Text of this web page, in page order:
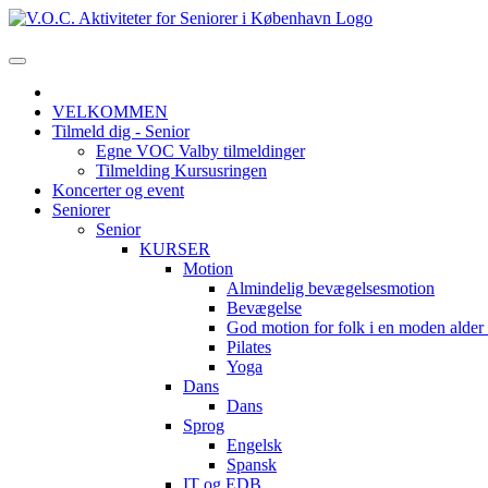
VELKOMMEN
Tilmeld dig - Senior
Egne VOC Valby tilmeldinger
Tilmelding Kursusringen
Koncerter og event
Seniorer
Senior
KURSER
Motion
Almindelig bevægelsesmotion
Bevægelse
God motion for folk i en moden
Pilates
Yoga
Dans
Dans
Sprog
Engelsk
Spansk
IT og EDB